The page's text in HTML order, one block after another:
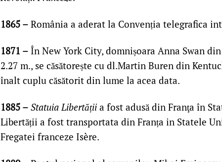
1865 – România a aderat la Convenția telegrafica
1871 – În New York City, domnișoara Anna Swan
2.27 m., se căsătorește cu dl.Martin Buren din
înalt cuplu căsătorit din lume la acea data.
1885 – Statuia Libertății a fost adusă din Franţa în
Libertății a fost transportata din Franța in Statele
Fregatei franceze Isère.